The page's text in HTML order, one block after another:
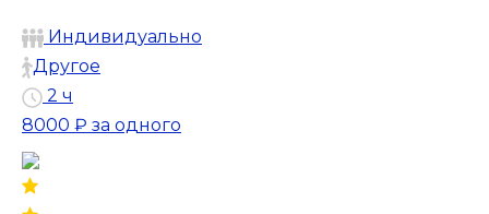
Индивидуально
Другое
2 ч
8000 ₽ за одного